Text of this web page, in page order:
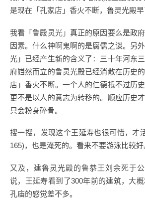
是现在「孔家店」香火不断，鲁灵光殿早
我看「鲁殿灵光」真正的原因要么是政
因素。什么神啊鬼啊的是腐儒之谈。另
光」已经产生新的含义了：三十年河东
府岿然而立的鲁灵光殿已经消散在历史
店」香火不断。一个人的仁德抵不过历
更不是以人的意志为转移的。顺应历史
只会粉身碎骨。
搜一搜，发现这个王延寿也很可惜，才
165)，也是淹死的。看来不要游泳比较好
又及，建鲁灵光殿的鲁恭王刘余死于
说，王延寿看到了300年前的建筑，大
孔庙的感觉差不多。